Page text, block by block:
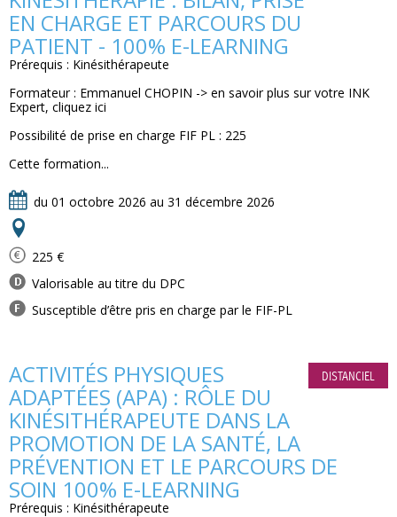
EN CHARGE ET PARCOURS DU
PATIENT - 100% E-LEARNING
Prérequis : Kinésithérapeute
Formateur : Emmanuel CHOPIN -> en savoir plus sur votre INK
Expert, cliquez ici
Possibilité de prise en charge FIF PL : 225
Cette formation...
du 01 octobre 2026 au 31 décembre 2026
225 €
Valorisable au titre du DPC
Susceptible d’être pris en charge par le FIF-PL
DISTANCIEL
ACTIVITÉS PHYSIQUES
ADAPTÉES (APA) : RÔLE DU
KINÉSITHÉRAPEUTE DANS LA
PROMOTION DE LA SANTÉ, LA
PRÉVENTION ET LE PARCOURS DE
SOIN 100% E-LEARNING
Prérequis : Kinésithérapeute